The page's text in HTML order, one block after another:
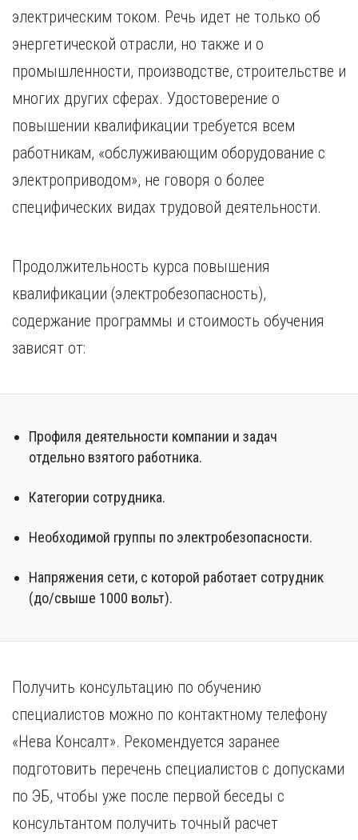
Курган
Курск
Л
Липецк
М
Магнитогорск
Махачкала
Мурманск
Н
Нижний Тагил
Новокузнецк
Ч
Чебоксары
Челябинск
Череповец
Чита
Ярославль
электрическим током. Речь идет не только об
энергетической отрасли, но также и о
промышленности, производстве, строительстве и
многих других сферах. Удостоверение о
повышении квалификации требуется всем
работникам, «обслуживающим оборудование с
электроприводом», не говоря о более
специфических видах трудовой деятельности.
Продолжительность курса повышения
квалификации (электробезопасность),
содержание программы и стоимость обучения
зависят от:
Профиля деятельности компании и задач
отдельно взятого работника.
Категории сотрудника.
Необходимой группы по электробезопасности.
Напряжения сети, с которой работает сотрудник
(до/свыше 1000 вольт).
Получить консультацию по обучению
специалистов можно по контактному телефону
«Нева Консалт». Рекомендуется заранее
подготовить перечень специалистов с допусками
по ЭБ, чтобы уже после первой беседы с
консультантом получить точный расчет